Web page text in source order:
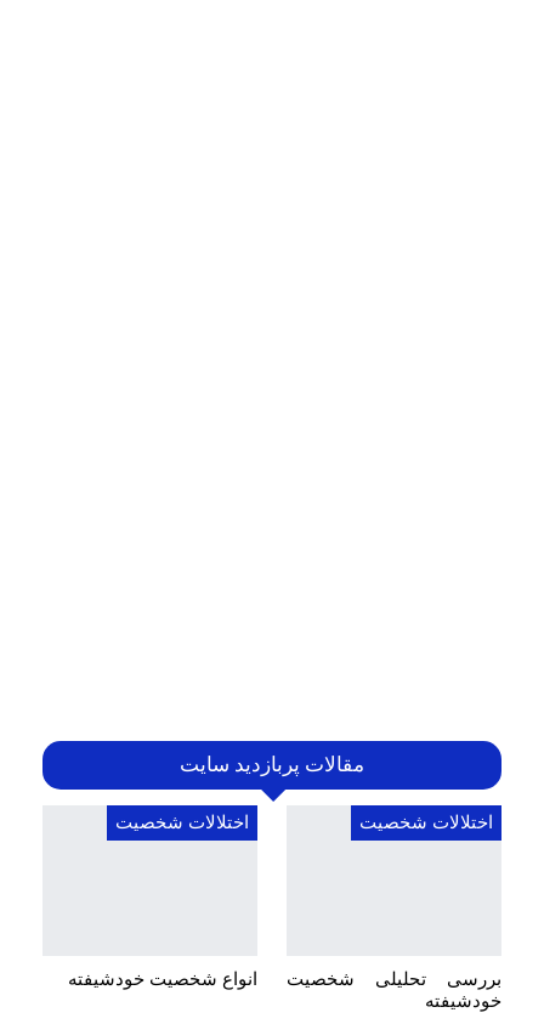
مقالات پربازدید سایت
اختلالات شخصیت
بررسی تحلیلی شخصیت
خودشیفته
اختلالات شخصیت
انواع شخصیت خودشیفته